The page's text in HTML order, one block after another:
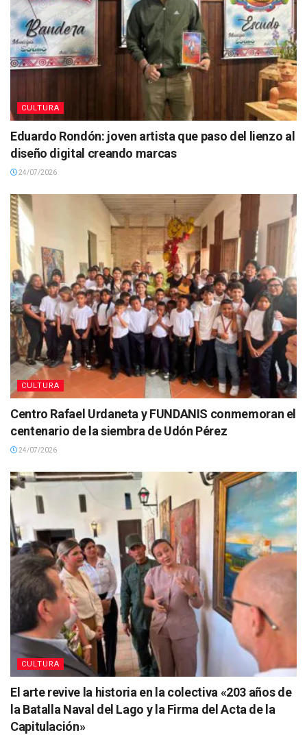
CULTURA
Eduardo Rondón: joven artista que paso del lienzo al
diseño digital creando marcas
24/07/2026
CULTURA
Centro Rafael Urdaneta y FUNDANIS conmemoran el
centenario de la siembra de Udón Pérez
24/07/2026
CULTURA
El arte revive la historia en la colectiva «203 años de
la Batalla Naval del Lago y la Firma del Acta de la
Capitulación»